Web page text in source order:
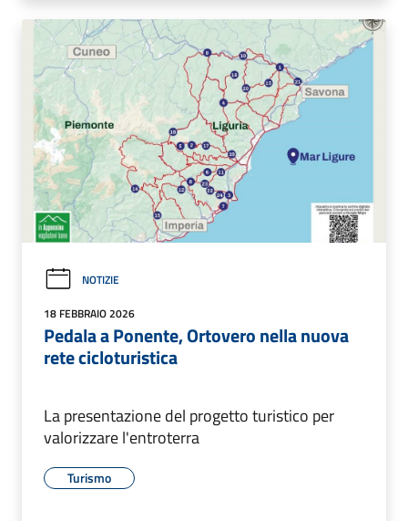
NOTIZIE
18 FEBBRAIO 2026
Pedala a Ponente, Ortovero nella nuova
rete cicloturistica
La presentazione del progetto turistico per
valorizzare l'entroterra
Turismo